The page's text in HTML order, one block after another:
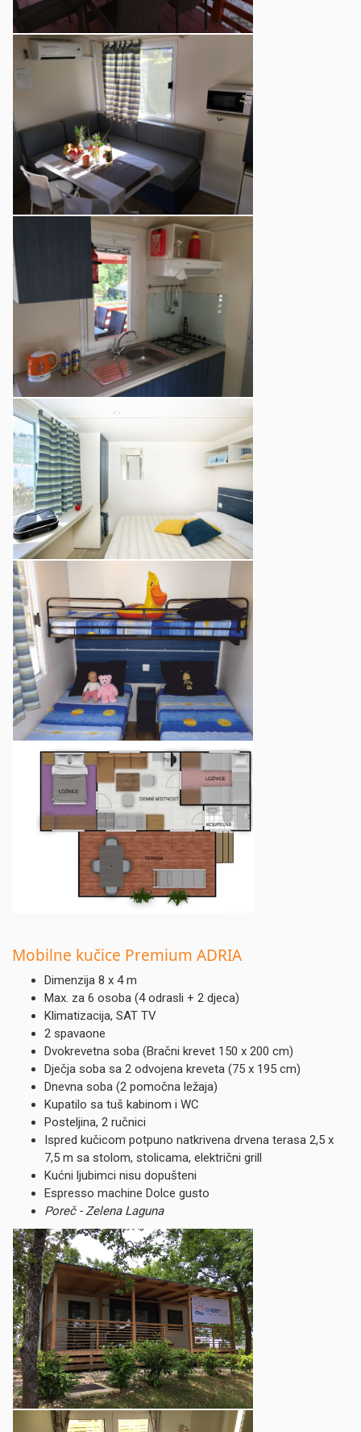
Mobilne kučice Premium ADRIA
Dimenzija 8 x 4 m
Max. za 6 osoba (4 odrasli + 2 djeca)
Klimatizacija, SAT TV
2 spavaone
Dvokrevetna soba (Bračni krevet 150 x 200 cm)
Dječja soba sa 2 odvojena kreveta (75 x 195 cm)
Dnevna soba (2 pomočna ležaja)
Kupatilo sa tuš kabinom i WC
Posteljina, 2 ručnici
Ispred kučicom potpuno natkrivena drvena terasa 2,5 x
7,5 m sa stolom, stolicama, električni grill
Kućni ljubimci nisu dopušteni
Espresso machine Dolce gusto
Poreč - Zelena Laguna